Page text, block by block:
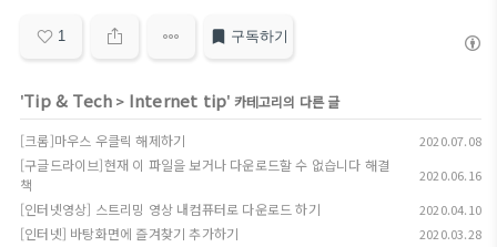
1 구독하기
'Tip & Tech > Internet tip' 카테고리의 다른 글
[크롬]마우스 우클릭 해제하기 2020.07.08
[구글드라이브]현재 이 파일을 보거나 다운로드할 수 없습니다 해결
책
2020.06.16
[인터넷영상] 스트리밍 영상 내컴퓨터로 다운로드 하기 2020.04.10
[인터넷] 바탕화면에 즐겨찾기 추가하기 2020.03.28